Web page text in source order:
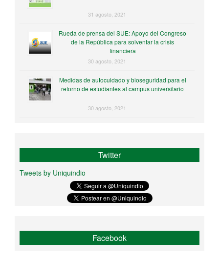
31 agosto, 2021
Rueda de prensa del SUE: Apoyo del Congreso
de la República para solventar la crisis
financiera
30 agosto, 2021
Medidas de autocuidado y bioseguridad para el
retorno de estudiantes al campus universitario
30 agosto, 2021
Twitter
Tweets by Uniquindio
Facebook